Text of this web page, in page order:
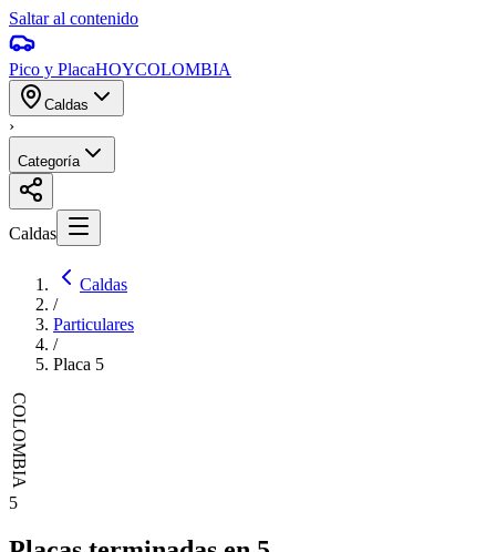
Saltar al contenido
Pico y PlacaHOYCOLOMBIA
Caldas
›
Categoría
Caldas
Caldas
/
Particulares
/
Placa 5
COLOMBIA
5